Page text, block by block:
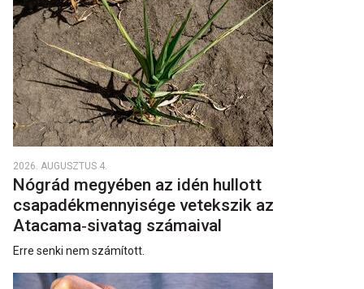
2026. AUGUSZTUS 4.
Nógrád megyében az idén hullott
csapadékmennyisége vetekszik az
Atacama‑sivatag számaival
Erre senki nem számított.